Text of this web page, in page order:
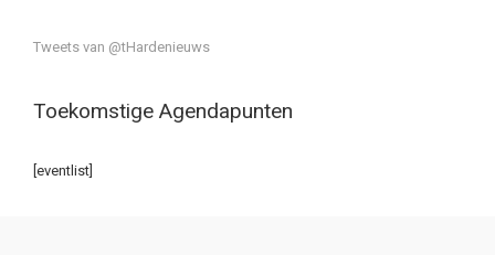
Tweets van @tHardenieuws
Toekomstige Agendapunten
[eventlist]